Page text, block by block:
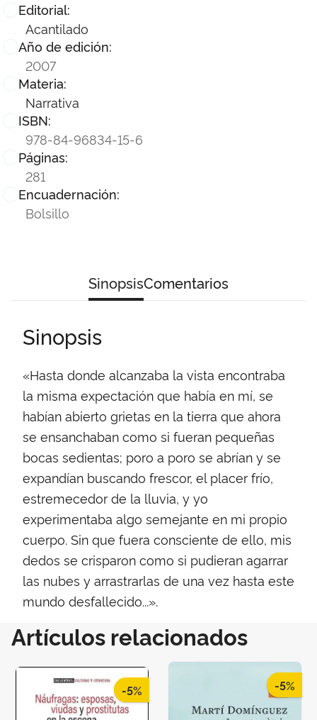
Editorial:
Acantilado
Año de edición:
2007
Materia:
Narrativa
ISBN:
978-84-96834-15-6
Páginas:
281
Encuadernación:
Bolsillo
SinopsisComentarios
Sinopsis
«Hasta donde alcanzaba la vista encontraba
la misma expectación que había en mí, se
habían abierto grietas en la tierra que ahora
se ensanchaban como si fueran pequeñas
bocas sedientas; poro a poro se abrían y se
expandían buscando frescor, el placer frío,
estremecedor de la lluvia, y yo
experimentaba algo semejante en mi propio
cuerpo. Sin que fuera consciente de ello, mis
dedos se crisparon como si pudieran agarrar
las nubes y arrastrarlas de una vez hasta este
mundo desfallecido...».
Artículos relacionados
-5% -5%